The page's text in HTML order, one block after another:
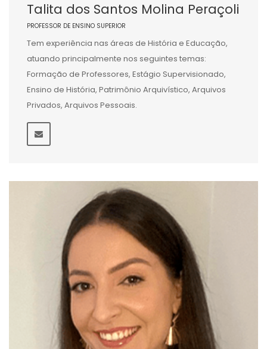
Talita dos Santos Molina Peraçoli
PROFESSOR DE ENSINO SUPERIOR
Tem experiência nas áreas de História e Educação,
atuando principalmente nos seguintes temas:
Formação de Professores, Estágio Supervisionado,
Ensino de História, Patrimônio Arquivístico, Arquivos
Privados, Arquivos Pessoais.